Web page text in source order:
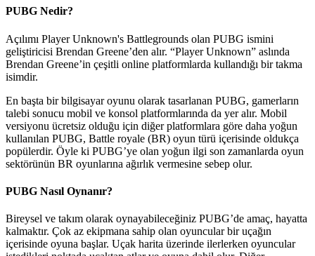
PUBG Nedir?
Açılımı Player Unknown's Battlegrounds olan PUBG ismini
geliştiricisi Brendan Greene’den alır. “Player Unknown” aslında
Brendan Greene’in çeşitli online platformlarda kullandığı bir takma
isimdir.
En başta bir bilgisayar oyunu olarak tasarlanan PUBG, gamerların
talebi sonucu mobil ve konsol platformlarında da yer alır. Mobil
versiyonu ücretsiz olduğu için diğer platformlara göre daha yoğun
kullanılan PUBG, Battle royale (BR) oyun türü içerisinde oldukça
popülerdir. Öyle ki PUBG’ye olan yoğun ilgi son zamanlarda oyun
sektörünün BR oyunlarına ağırlık vermesine sebep olur.
PUBG Nasıl Oynanır?
Bireysel ve takım olarak oynayabileceğiniz PUBG’de amaç, hayatta
kalmaktır. Çok az ekipmana sahip olan oyuncular bir uçağın
içerisinde oyuna başlar. Uçak harita üzerinde ilerlerken oyuncular